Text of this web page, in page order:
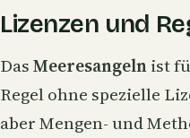
Lizenzen und
DasMeeresangelnist
Regel ohne spezielle
aber Mengen- und